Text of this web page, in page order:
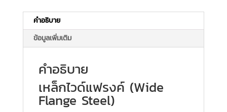
คำอธิบาย
ข้อมูลเพิ่มเติม
คำอธิบาย
เหล็กไวด์แฟรงค์ (Wide
Flange Steel)